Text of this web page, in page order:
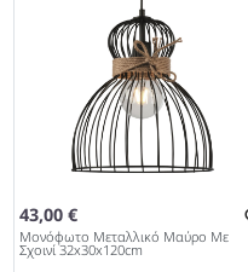
43,00 €
Μονόφωτο Μεταλλικό Μαύρο Με
Σχοινί 32x30x120cm